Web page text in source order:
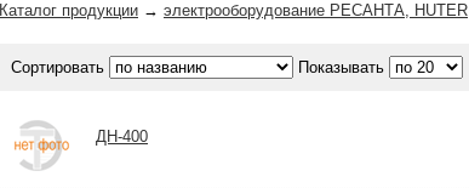
Каталог продукции → электрооборудование РЕСАНТА, HUTER
Сортировать Показывать
ДН-400